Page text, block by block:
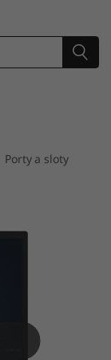
Porty a sloty